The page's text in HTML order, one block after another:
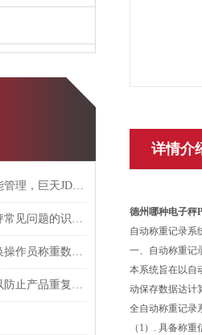
精准计量与数据智能管理，巨天JDT-WN-Q20S智能桌秤
简述定时记录电子秤常见问题的识别与解决方法
食堂收货秤读卡切换操作员称重数据如何连接上传系统
哪种品牌电子秤可以防止产品重复称重提示功能？
详情介
德州哪种电子秤
自动称重记录系
一、自动称重记
本系统旨在以自
动保存数据达计
全自动称重记录
（1）. 具备称重